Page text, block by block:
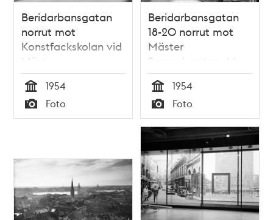
Beridarbansgatan
norrut mot
Konstfackskolan vid
Mäster
Samuelsgatan 44.
T.v.
Beridarbansgatan
27. Här ligger nu
Tid
1954
Typ
Foto
Beridarbansgatan
18-20 norrut mot
Mäster
Samuelsgatan 44
(Konstfackskolan). I
kv. Stigbygeln ligger
nu femte höghuset
vid Sergels Torg
Tid
1954
Typ
Foto